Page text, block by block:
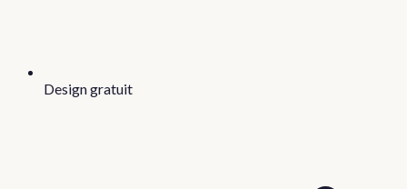
Design gratuit